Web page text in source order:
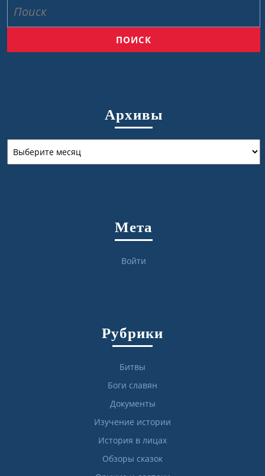
Архивы
Мета
Войти
Рубрики
Битвы
Боги славян
Документы
Изучение истории
История в лицах
Обзоры сказок